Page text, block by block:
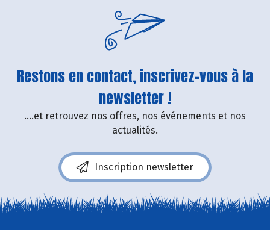
Restons en contact, inscrivez-vous à la
newsletter !
....et retrouvez nos offres, nos événements et nos
actualités.
Inscription newsletter